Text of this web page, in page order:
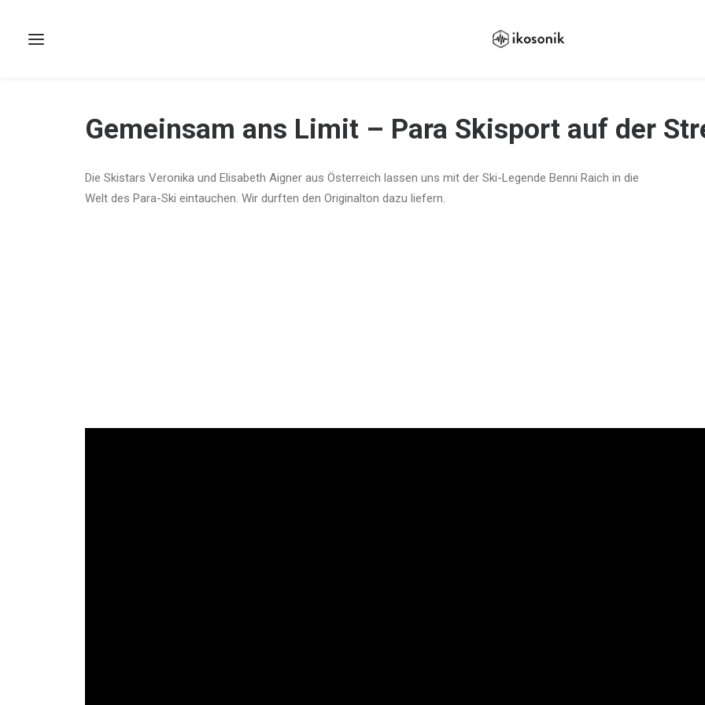
Gemeinsam ans Limit – Para Skisport auf der
Die Skistars Veronika und Elisabeth Aigner aus Österreich lassen uns mit der Ski-Legende Benni Raich in die
Welt des Para-Ski eintauchen. Wir durften den Originalton dazu liefern.